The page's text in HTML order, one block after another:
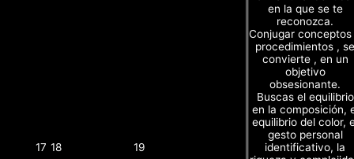
17 18 19
en la que se te
reconozca.
Conjugar
procedimientos , se
convierte , en un
objetivo
obsesionante.
Buscas el equilibrio
en la composición,
equilibrio del color,
gesto personal
identificativo, la